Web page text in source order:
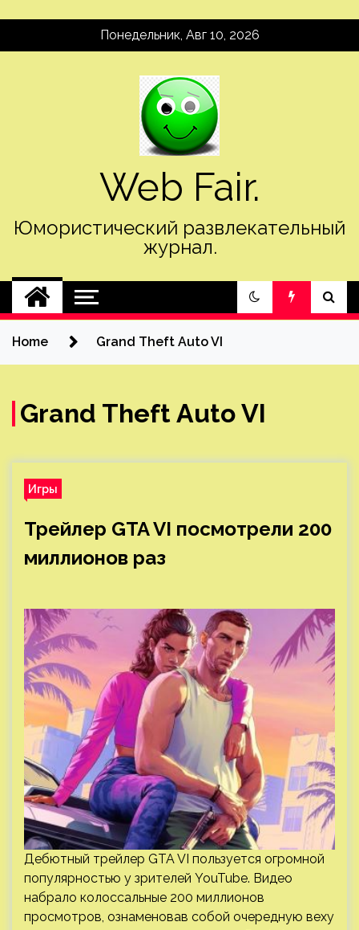
Понедельник, Авг 10, 2026
Web Fair.
Юмористический развлекательный
журнал.
Home Grand Theft Auto VI
Grand Theft Auto VI
Игры
Трейлер GTA VI посмотрели 200
миллионов раз
Дебютный трейлер GTA VI пользуется огромной
популярностью у зрителей YouTube. Видео
набрало колоссальные 200 миллионов
просмотров, ознаменовав собой очередную веху